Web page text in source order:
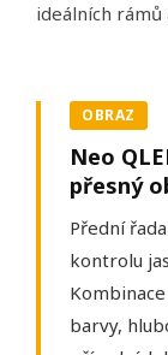
ideálních rámů
OBRAZ
Neo
přesný
Přední řada
kontrolu
Kombinace
barvy,